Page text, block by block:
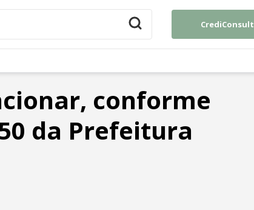
CrediConsult
conforme
da Prefeitura